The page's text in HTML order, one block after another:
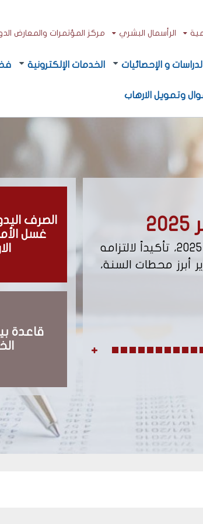
الرأسمال البشري مركز المؤتمرات والمعارض
الدراسات و الإحصائيات الخدمات الإلكترونية
وتمويل الارهاب
يعلن مكتب الصرف عن نشر تقرير التسيير برسم سنة 2025، تأكيداً لالتزامه
أبرز محطات السنة،
إصدار
يعلن مكتب
شروط وكيفية
الصرف
غسل
قاعدة